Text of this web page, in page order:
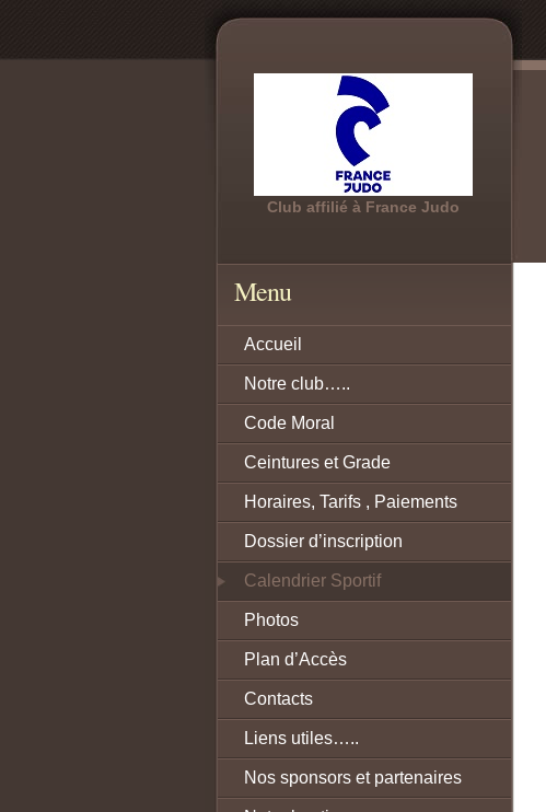
Club affilié à France Judo
Menu
Accueil
Notre club…..
Code Moral
Ceintures et Grade
Horaires, Tarifs , Paiements
Dossier d’inscription
Calendrier Sportif
Photos
Plan d’Accès
Contacts
Liens utiles…..
Nos sponsors et partenaires